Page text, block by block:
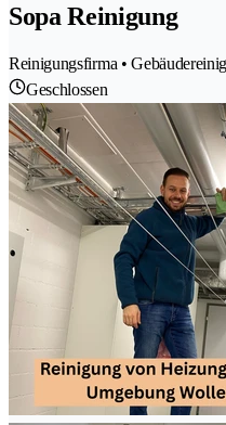
Sopa Reinigung
Reinigungsfirma •
Geschlossen